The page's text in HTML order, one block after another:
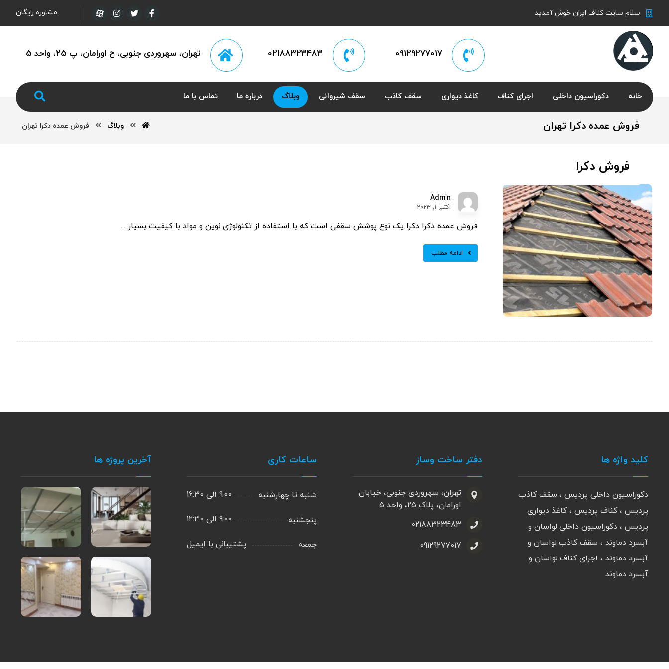
سلام سایت کناف ایران خوش آمدید مشاوره رایگان
تهران، سهروردی جنوبی، خ اورامان، پ 25، واحد 5 02188323483 09129277017
خانه دکوراسیون داخلی اجرای کناف کاغذ دیواری سقف کاذب سقف شیروانی وبلاگ درباره ما تماس با ما
فروش عمده دکرا تهران وبلاگ فروش عمده دکرا تهران
فروش دکرا
Admin
اکتبر ۱, ۲۰۲۳
فروش عمده دکرا دکرا یک نوع پوشش سقفی است که با استفاده از تکنولوژی نوین و مواد با کیفیت بسیار ...
ادامه مطلب
کلید واژه ها
دکوراسیون داخلی پردیس ، سقف کاذب
پردیس ، کناف پردیس ، کاغذ دیواری
پردیس ، دکوراسیون داخلی لواسان و
آبسرد دماوند ، سقف کاذب لواسان و
آبسرد دماوند ، اجرای کناف لواسان و
آبسرد دماوند
دفتر ساخت وساز
تهران، سهروردی جنوبی، خیابان
اورامان، پلاک 25، واحد 5
02188323483
09129277017
ساعات کاری
شنبه تا چهارشنبه 9:00 الی 16:30
پنجشنبه 9:00 الی 1۲:30
جمعه پشتیبانی با ایمیل
آخرین پروژه ها